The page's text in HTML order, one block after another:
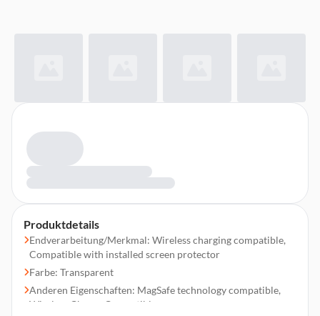
Produktdetails
Endverarbeitung/Merkmal: Wireless charging compatible,
Compatible with installed screen protector
Farbe: Transparent
Anderen Eigenschaften: MagSafe technology compatible,
Wireless Charge Compatible